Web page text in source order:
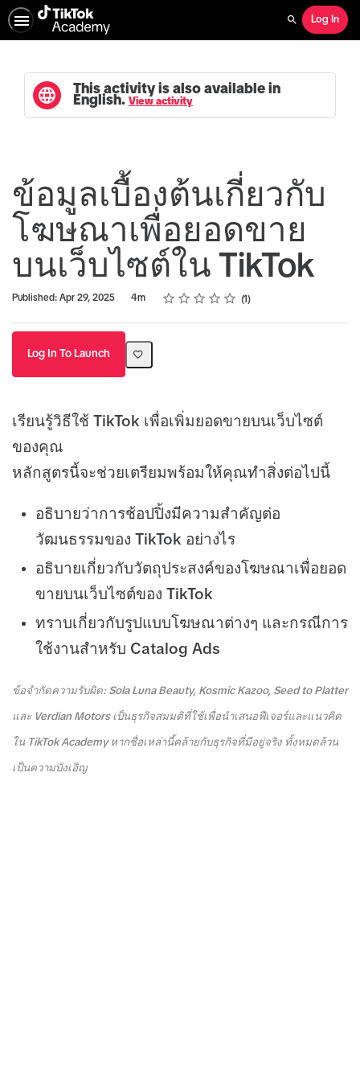
Search
Log In
This activity is also available in
English. View activity
ข้อมูลเบื้องต้นเกี่ยวกับ
โฆษณาเพื่อยอดขาย
บนเว็บไซต์ใน TikTok
Published: Apr 29, 2025
Duration 4m Rating
1 star
2 stars
3 stars
4 stars
5 stars
Average rating: 5.0 1
1 review
Log In To Launch
เรียนรู้วิธีใช้ TikTok เพื่อเพิ่มยอดขายบนเว็บไซต์
ของคุณ
หลักสูตรนี้จะช่วยเตรียมพร้อมให้คุณทำสิ่งต่อไปนี้
อธิบายว่าการช้อปปิ้งมีความสำคัญต่อ
วัฒนธรรมของ TikTok อย่างไร
อธิบายเกี่ยวกับวัตถุประสงค์ของโฆษณาเพื่อยอด
ขายบนเว็บไซต์ของ TikTok
ทราบเกี่ยวกับรูปแบบโฆษณาต่างๆ และกรณีการ
ใช้งานสำหรับ Catalog Ads
ข้อจำกัดความรับผิด: Sola Luna Beauty, Kosmic Kazoo, Seed to Platter
และ Verdian Motors เป็นธุรกิจสมมติที่ใช้เพื่อนำเสนอฟีเจอร์และแนวคิด
ใน TikTok Academy หากชื่อเหล่านี้คล้ายกับธุรกิจที่มีอยู่จริง ทั้งหมดล้วน
เป็นความบังเอิญ